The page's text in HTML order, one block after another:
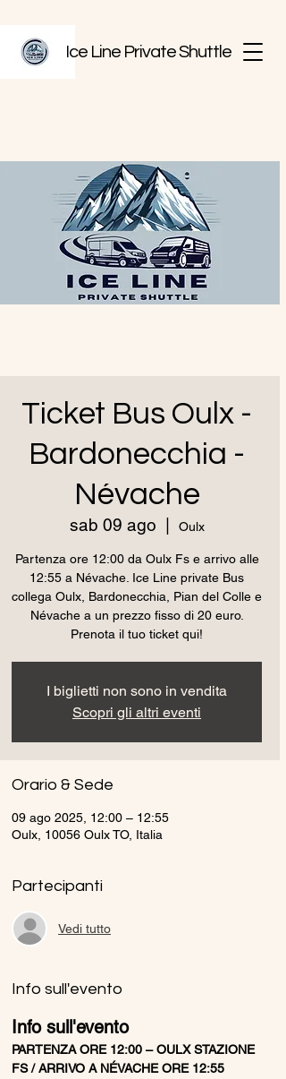
Ice Line Private Shuttle
Ticket Bus Oulx -
Bardonecchia -
Névache
sab 09 ago Oulx
Partenza ore 12:00 da Oulx Fs e arrivo alle
12:55 a Névache. Ice Line private Bus
collega Oulx, Bardonecchia, Pian del Colle e
Névache a un prezzo fisso di 20 euro.
Prenota il tuo ticket qui!
I biglietti non sono in vendita
Scopri gli altri eventi
Orario & Sede
09 ago 2025, 12:00 – 12:55
Oulx, 10056 Oulx TO, Italia
Partecipanti
Vedi tutto
Info sull'evento
Info sull'evento
PARTENZA ORE 12:00 – OULX STAZIONE
FS / ARRIVO A NÉVACHE ORE 12:55